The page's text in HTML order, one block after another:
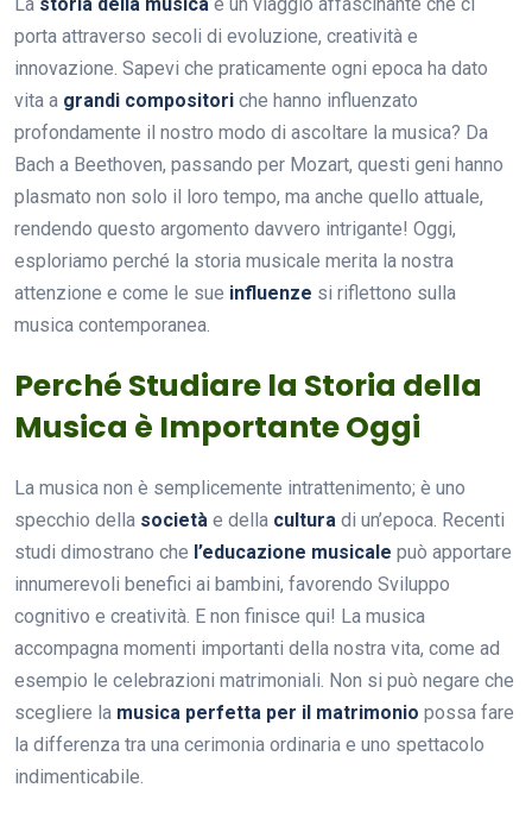
porta attraverso secoli di evoluzione, creatività e
innovazione. Sapevi che praticamente ogni epoca ha dato
vita a grandi compositori che hanno influenzato
profondamente il nostro modo di ascoltare la musica? Da
Bach a Beethoven, passando per Mozart, questi geni hanno
plasmato non solo il loro tempo, ma anche quello attuale,
rendendo questo argomento davvero intrigante! Oggi,
esploriamo perché la storia musicale merita la nostra
attenzione e come le sue influenze si riflettono sulla
musica contemporanea.
Perché Studiare la Storia della
Musica è Importante Oggi
La musica non è semplicemente intrattenimento; è uno
specchio della società e della cultura di un’epoca. Recenti
studi dimostrano che l’educazione musicale può apportare
innumerevoli benefici ai bambini, favorendo Sviluppo
cognitivo e creatività. E non finisce qui! La musica
accompagna momenti importanti della nostra vita, come ad
esempio le celebrazioni matrimoniali. Non si può negare che
scegliere la musica perfetta per il matrimonio possa fare
la differenza tra una cerimonia ordinaria e uno spettacolo
indimenticabile.